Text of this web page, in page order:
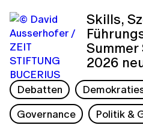
Skills,
2026
Debatten
Governance
Politik &